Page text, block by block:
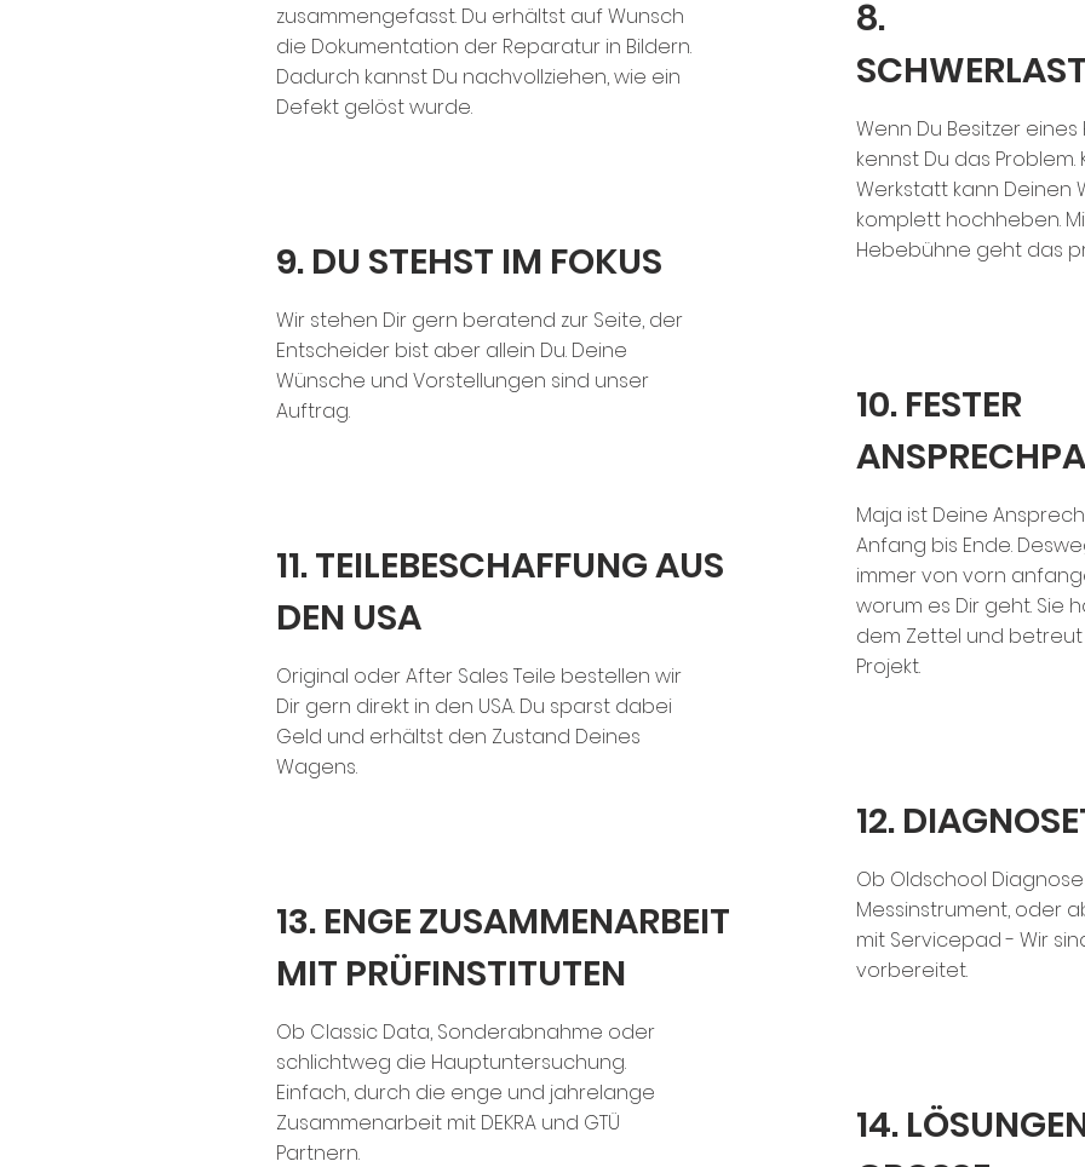
zusammengefasst. Du erhältst auf Wunsch
die Dokumentation der Reparatur in Bildern.
Dadurch kannst Du nachvollziehen, wie ein
Defekt gelöst wurde.
9. DU STEHST IM FOKUS
Wir stehen Dir gern beratend zur Seite, der
Entscheider bist aber allein Du. Deine
Wünsche und Vorstellungen sind unser
Auftrag.
11. TEILEBESCHAFFUNG AUS
DEN USA
Original oder After Sales Teile bestellen wir
Dir gern direkt in den USA. Du sparst dabei
Geld und erhältst den Zustand Deines
Wagens.
13. ENGE ZUSAMMENARBEIT
MIT PRÜFINSTITUTEN
Ob Classic Data, Sonderabnahme oder
schlichtweg die Hauptuntersuchung.
Einfach, durch die enge und jahrelange
Zusammenarbeit mit DEKRA und GTÜ
Partnern.
8.
Wenn Du Besitzer eines
kennst Du das Problem.
Werkstatt kann Deinen
komplett hochheben.
Hebebühne geht das
10. FESTER
Maja ist Deine
Anfang bis Ende.
immer von vorn
worum es Dir geht. Sie
dem Zettel und betreut
Projekt.
12.
Ob Oldschool
Messinstrument, oder
mit Servicepad - Wir
vorbereitet.
14.